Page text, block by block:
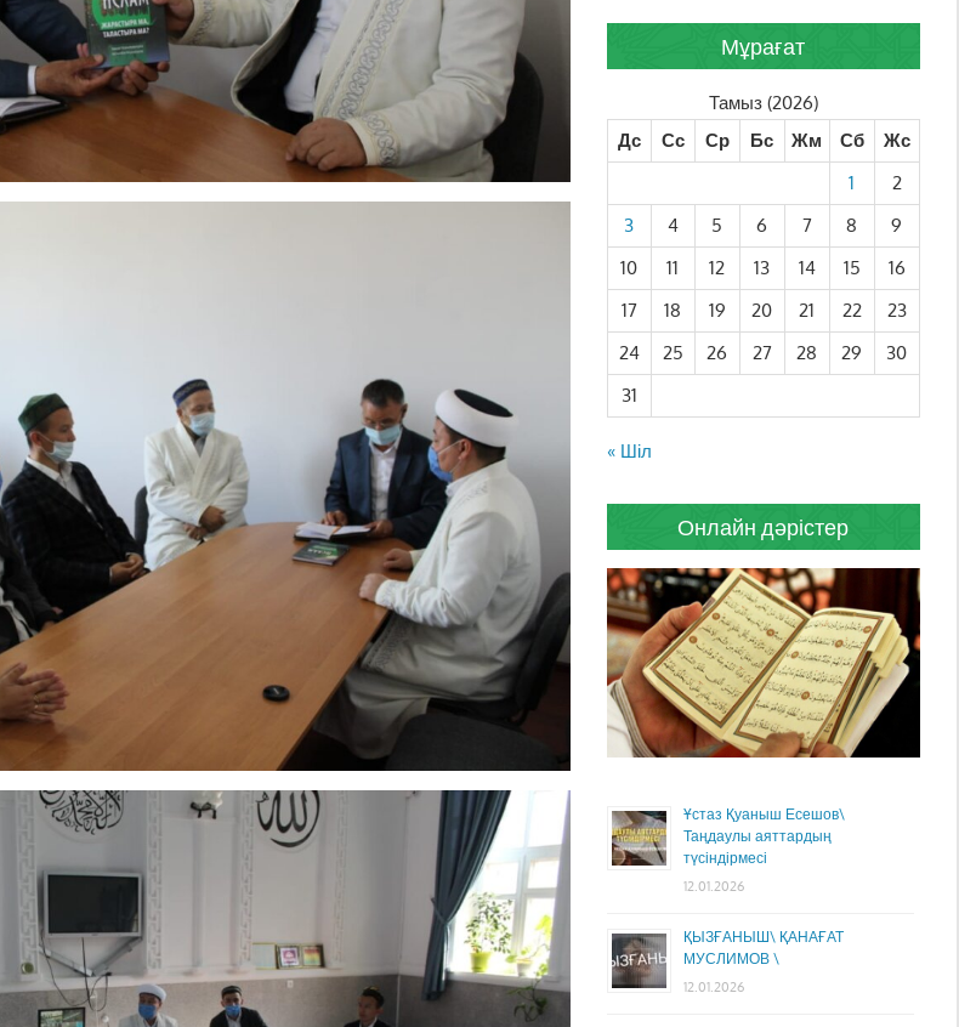
Мұрағат
Тамыз (2026)
Дс
Сс Ср Бс Жм Сб
Жс
1
2
3
4 5 6 7 8
9
10
11 12 13 14 15
16
17
18 19 20 21 22
23
24
25 26 27 28 29
30
31
« Шіл
Онлайн дәрістер
Ұстаз Қуаныш Есешов\
Таңдаулы аяттардың
түсіндірмесі
12.01.2026
ҚЫЗҒАНЫШ\ ҚАНАҒАТ
МУСЛИМОВ \
12.01.2026